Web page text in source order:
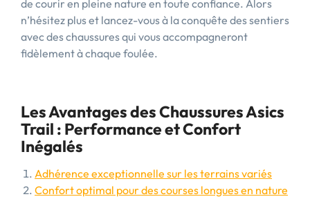
de courir en pleine nature en toute confiance. Alors
n’hésitez plus et lancez-vous à la conquête des sentiers
avec des chaussures qui vous accompagneront
fidèlement à chaque foulée.
Les Avantages des Chaussures Asics
Trail : Performance et Confort
Inégalés
Adhérence exceptionnelle sur les terrains variés
Confort optimal pour des courses longues en nature